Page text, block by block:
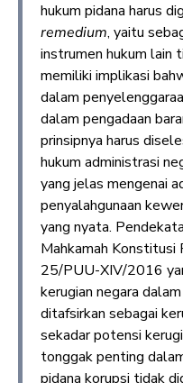
hukum pidana harus
remedium, yaitu
instrumen hukum lain
memiliki implikasi
dalam
dalam pengadaan
prinsipnya harus
hukum administrasi
yang jelas mengenai
penyalahgunaan
yang nyata.
Mahkamah Konstitusi
25/PUU-XIV/2016
kerugian negara
ditafsirkan sebagai
sekadar potensi
tonggak penting
pidana korupsi tidak